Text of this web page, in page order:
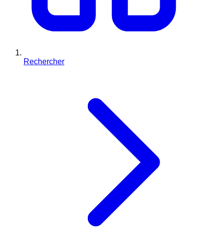
Rechercher